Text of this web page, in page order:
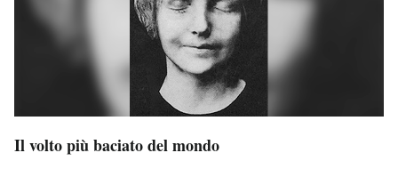
Il volto più baciato del mondo